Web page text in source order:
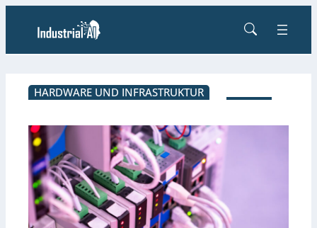
HARDWARE UND INFRASTRUKTUR